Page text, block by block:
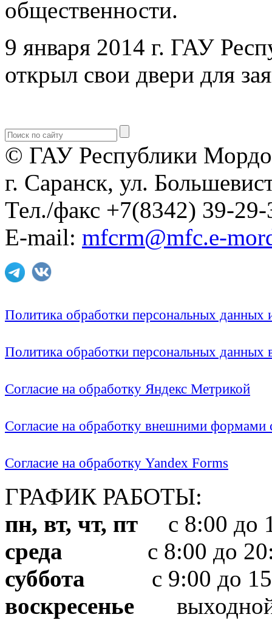
общественности.
9 января 2014 г. ГАУ
открыл свои двери для
© ГАУ Республики
г. Саранск, ул.
Тел./факс +7(8342) 39-29-
E-mail: mfcrm@mfc.e-
Политика обработки персональных
Политика обработки персональных
Согласие на обработку Яндекс Метрикой
Согласие на обработку внешними формами
Согласие на обработку Yandex Forms
ГРАФИК РАБОТЫ:
пн, вт, чт, пт с 8:00 до
среда с 8:00 до
суббота с 9:00 до
воскресенье